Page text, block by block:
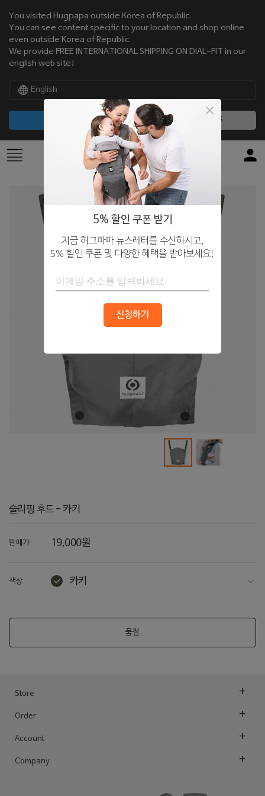
You visited Hugpapa outside Korea of Republic.
You can see content specific to your location and shop online
even outside Korea of Republic.
We provide FREE INTERNATIONAL SHIPPING ON DIAL-FIT in our
english web site!
English
NO, THANKS
슬리핑 후드 - 카키
판매가 19,000원
색상
카키
차콜
품절
Store
Order
Account
Company
5% 할인 쿠폰 받기
지금 허그파파 뉴스레터를 수신하시고,
5% 할인 쿠폰 및 다양한 혜택을 받아보세요!
신청하기